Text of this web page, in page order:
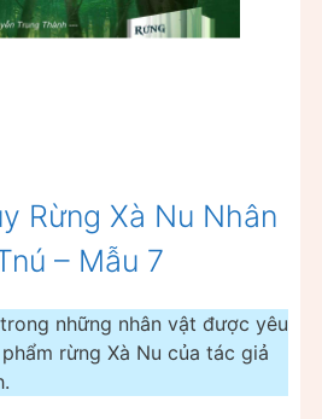
Rừng Xà Nu Nhân
– Mẫu 7
những nhân vật được yêu
rừng Xà Nu của tác giả